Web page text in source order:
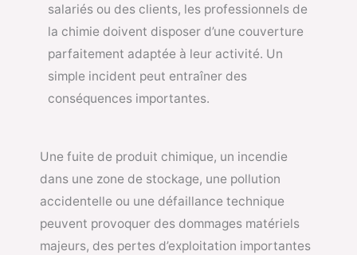
salariés ou des clients, les professionnels de
la chimie doivent disposer d’une couverture
parfaitement adaptée à leur activité. Un
simple incident peut entraîner des
conséquences importantes.
Une fuite de produit chimique, un incendie
dans une zone de stockage, une pollution
accidentelle ou une défaillance technique
peuvent provoquer des dommages matériels
majeurs, des pertes d’exploitation importantes